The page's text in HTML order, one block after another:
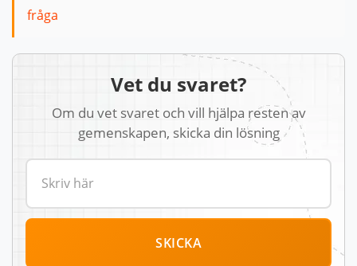
fråga
Vet du svaret?
Om du vet svaret och vill hjälpa resten av
gemenskapen, skicka din lösning
SKICKA